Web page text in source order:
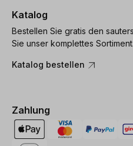
Katalog
Bestellen Sie gratis den
Sie unser komplettes Sortiment.
Katalog bestellen
Zahlung